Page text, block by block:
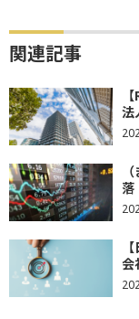
関連記事
法
落
会